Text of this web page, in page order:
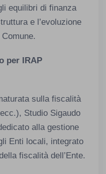
equilibri di finanza
e l’evoluzione
per IRAP
sulla fiscalità
Studio Sigaudo
alla gestione
Enti locali, integrato
fiscalità dell’Ente.